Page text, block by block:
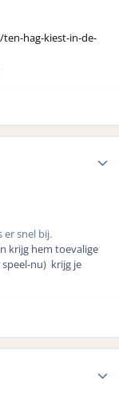
hag-kiest-in-de-
er snel bij.
krijg hem toevalige
nu) krijg je